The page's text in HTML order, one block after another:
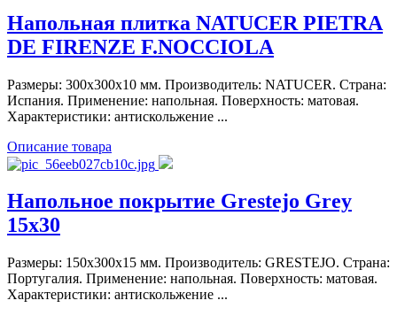
Напольная плитка NATUCER PIETRA
DE FIRENZE F.NOCCIOLA
Размеры: 300x300x10 мм. Производитель: NATUCER. Страна:
Испания. Применение: напольная. Поверхность: матовая.
Характеристики: антискольжение ...
Описание товара
Напольное покрытие Grestejo Grey
15x30
Размеры: 150x300x15 мм. Производитель: GRESTEJO. Страна:
Португалия. Применение: напольная. Поверхность: матовая.
Характеристики: антискольжение ...